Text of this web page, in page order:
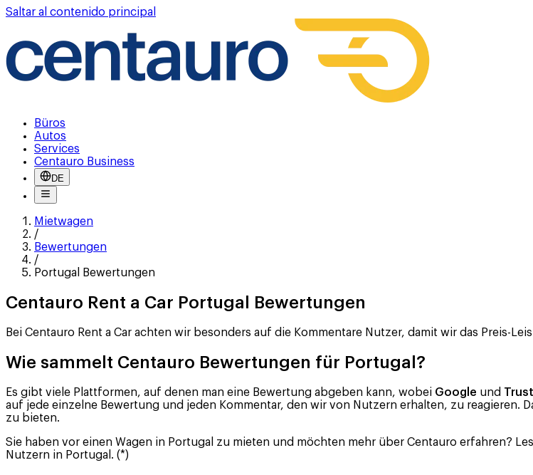
Saltar al contenido principal
Büros
Autos
Services
Centauro Business
DE
Mietwagen
/
Bewertungen
/
Portugal Bewertungen
Centauro Rent a Car Portugal Bewertungen
Bei Centauro Rent a Car achten wir besonders auf die Kommentare Nutzer, damit wir das Preis-
Wie sammelt Centauro Bewertungen für Portugal?
Es gibt viele Plattformen, auf denen man eine Bewertung abgeben kann, wobei Google und
auf jede einzelne Bewertung und jeden Kommentar, den wir von Nutzern erhalten, zu reagieren.
zu bieten.
Sie haben vor einen Wagen in Portugal zu mieten und möchten mehr über Centauro erfahren?
Nutzern in Portugal. (*)